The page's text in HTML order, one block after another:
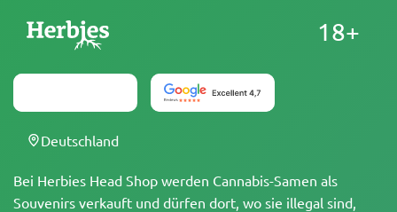
Bei Herbies Head Shop werden Cannabis-Samen als
Souvenirs verkauft und dürfen dort, wo sie illegal sind,
18+
Deutschland